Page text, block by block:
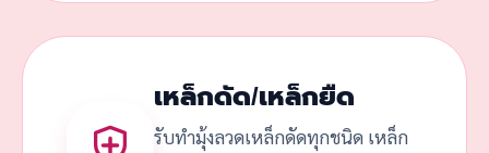
เหล็กดัด/เหล็กยืด
รับทำมุ้งลวดเหล็กดัดทุกชนิด เหล็ก